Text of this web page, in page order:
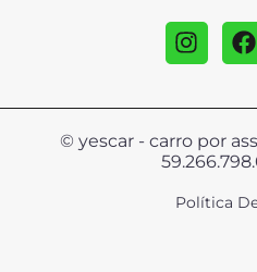
© yescar - carro por
Política